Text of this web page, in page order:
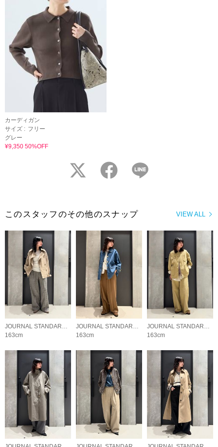
カーディガン
サイズ : フリー
グレー
¥9,350 50%OFF
twitter facebook
VIEW ALL
このスタッフのその他のスナップ
JOURNAL STANDARD L'ESSAGE
163cm
JOURNAL STANDARD L'ESSAGE
163cm
JOURNAL STANDARD L'ESSAGE
163cm